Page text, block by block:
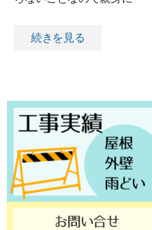
続きを見る